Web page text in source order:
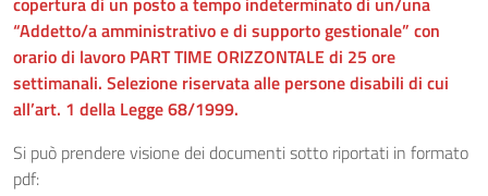
“Addetto/a amministrativo e di supporto gestionale” con
orario di lavoro PART TIME ORIZZONTALE di 25 ore
settimanali. Selezione riservata alle persone disabili di cui
all’art. 1 della Legge 68/1999.
Si può prendere visione dei documenti sotto riportati in formato
pdf: